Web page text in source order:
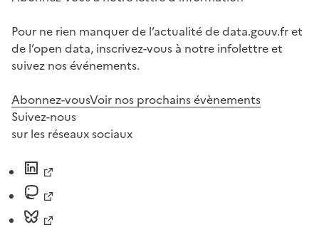
Pour ne rien manquer de l’actualité de data.gouv.fr et
de l’open data, inscrivez-vous à notre infolettre et
suivez nos événements.
Abonnez-vousVoir nos prochains évènements
Suivez-nous
sur les réseaux sociaux